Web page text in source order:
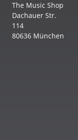
The Music Shop
Dachauer Str.
114
80636 München